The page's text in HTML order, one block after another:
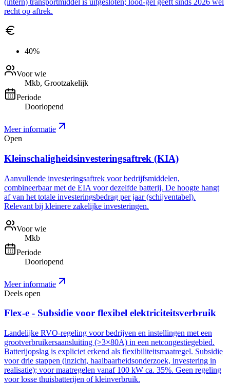
(intern) transportmiddel is uitgesloten; lood-gel geeft sinds 2026 wél
recht op aftrek.
40%
Voor wie
Mkb, Grootzakelijk
Periode
Doorlopend
Meer informatie
Open
Kleinschaligheidsinvesteringsaftrek (KIA)
Aanvullende investeringsaftrek voor bedrijfsmiddelen,
combineerbaar met de EIA voor dezelfde batterij. De hoogte hangt
af van het totale investeringsbedrag per jaar (schijventabel).
Relevant bij kleinere zakelijke investeringen.
Voor wie
Mkb
Periode
Doorlopend
Meer informatie
Deels open
Flex-e - Subsidie voor flexibel elektriciteitsverbruik
Landelijke RVO-regeling voor bedrijven en instellingen met een
grootverbruikersaansluiting (>3×80A) in een netcongestiegebied.
Batterijopslag is expliciet erkend als flexibiliteitsmaatregel. Subsidie
voor drie stappen (inzicht, haalbaarheidsonderzoek, investering in
realisatie); voor maatregelen vanaf 100 kW ca. 35%. Geen regeling
voor losse thuisbatterijen of kleinverbruik.